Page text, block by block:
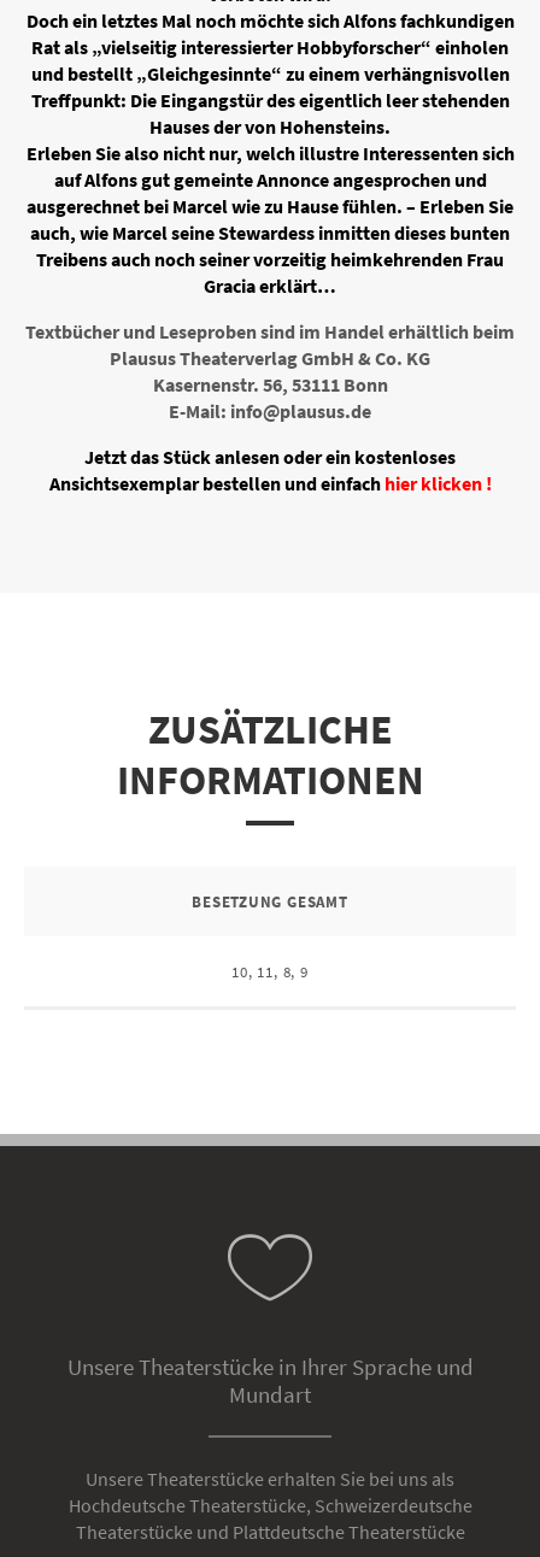
Doch ein letztes Mal noch möchte sich Alfons fachkundigen
Rat als „vielseitig interessierter Hobbyforscher“ einholen
und bestellt „Gleichgesinnte“ zu einem verhängnisvollen
Treffpunkt: Die Eingangstür des eigentlich leer stehenden
Hauses der von Hohensteins.
Erleben Sie also nicht nur, welch illustre Interessenten sich
auf Alfons gut gemeinte Annonce angesprochen und
ausgerechnet bei Marcel wie zu Hause fühlen. – Erleben Sie
auch, wie Marcel seine Stewardess inmitten dieses bunten
Treibens auch noch seiner vorzeitig heimkehrenden Frau
Gracia erklärt…
Textbücher und Leseproben sind im Handel erhältlich beim
Plausus Theaterverlag GmbH & Co. KG
Kasernenstr. 56, 53111 Bonn
E-Mail: info@plausus.de
Jetzt das Stück anlesen oder ein kostenloses
Ansichtsexemplar bestellen und einfach hier klicken !
ZUSÄTZLICHE
INFORMATIONEN
BESETZUNG GESAMT
10, 11, 8, 9
Unsere Theaterstücke in Ihrer Sprache und
Mundart
Unsere Theaterstücke erhalten Sie bei uns als
Hochdeutsche Theaterstücke, Schweizerdeutsche
Theaterstücke und Plattdeutsche Theaterstücke